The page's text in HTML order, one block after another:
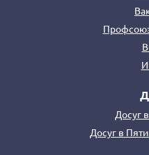
Досуг
Досуг в